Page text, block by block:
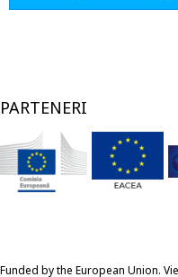
PARTENERI
Funded by the European Union.